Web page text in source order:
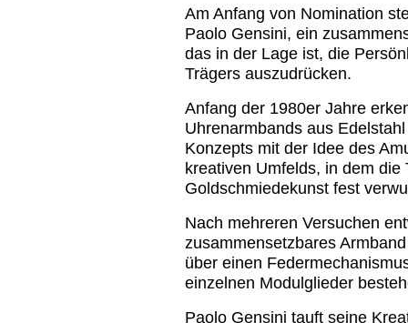
Am Anfang von Nomination
Paolo Gensini, ein
das in der Lage ist, die
Trägers auszudrücken.
Anfang der 1980er Jahre
Uhrenarmbands aus
Konzepts mit der Idee des
kreativen Umfelds, in dem die
Goldschmiedekunst fest
Nach mehreren Versuchen
zusammensetzbares
über einen
einzelnen Modulglieder
Paolo Gensini tauft seine